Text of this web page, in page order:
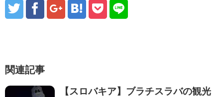
関連記事
【スロバキア】ブラチスラバの観光